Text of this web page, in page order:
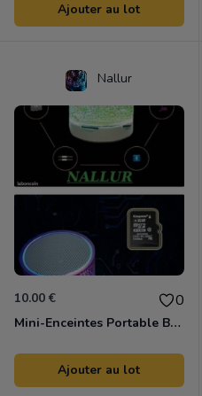
Ajouter au lot
Nallur
10.00 € 0
Mini-Enceintes Portable Bluetooth Effet De Lumiére Led Multicolore, Kit Main-Libre, Microphone neuf
Ajouter au lot